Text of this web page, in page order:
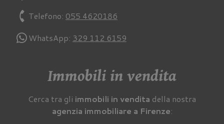
phoneTelefono: 055 4620186
WhatsApp: 329 112 6159
Immobili in vendita
Cerca tra gli immobili in vendita della nostra
agenzia immobiliare a Firenze: